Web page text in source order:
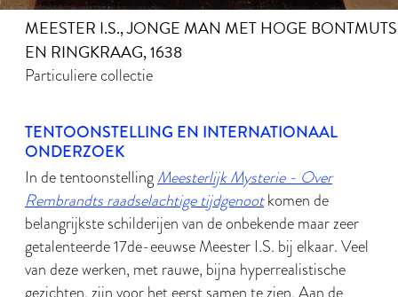
MEESTER I.S., JONGE MAN MET HOGE BONTMUTS
EN RINGKRAAG, 1638
Particuliere collectie
TENTOONSTELLING EN INTERNATIONAAL
ONDERZOEK
In de tentoonstellingMeesterlijk Mysterie - Over
Rembrandts raadselachtige tijdgenootkomen de
belangrijkste schilderijen van de onbekende maar zeer
getalenteerde 17de-eeuwse Meester I.S. bij elkaar. Veel
van deze werken, met rauwe, bijna hyperrealistische